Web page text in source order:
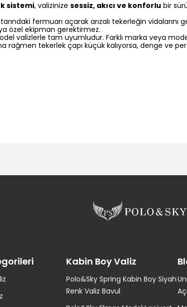
sistemi, valizinize sessiz, akıcı ve konforlu bir
fermuarı açarak arızalı tekerleğin
özel ekipman gerektirmez.
valizlerle tam uyumludur. Farklı marka veya
rağmen tekerlek çapı küçük kalıyorsa, denge ve
Kabin Boy Valiz
Polo&Sky Spring Kabin Boy Siyah
Renk Valiz Bavul